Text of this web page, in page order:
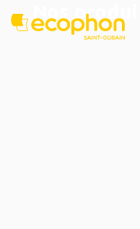
Nos